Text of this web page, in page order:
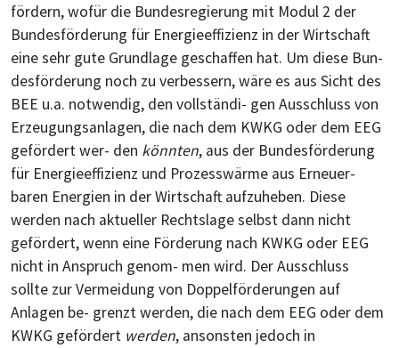
fördern, wofür die Bundesregierung mit Modul 2 der
Bundesförderung für Energieeffizienz in der Wirtschaft
eine sehr gute Grundlage geschaffen hat. Um diese Bun-
desförderung noch zu verbessern, wäre es aus Sicht des
BEE u.a. notwendig, den vollständi- gen Ausschluss von
Erzeugungsanlagen, die nach dem KWKG oder dem EEG
gefördert wer- den könnten, aus der Bundesförderung
für Energieeffizienz und Prozesswärme aus Erneuer-
baren Energien in der Wirtschaft aufzuheben. Diese
werden nach aktueller Rechtslage selbst dann nicht
gefördert, wenn eine Förderung nach KWKG oder EEG
nicht in Anspruch genom- men wird. Der Ausschluss
sollte zur Vermeidung von Doppelförderungen auf
Anlagen be- grenzt werden, die nach dem EEG oder dem
KWKG gefördert werden, ansonsten jedoch in